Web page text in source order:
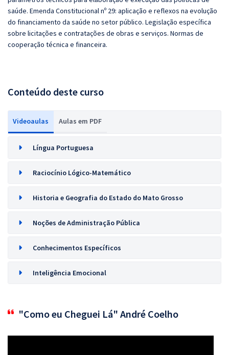
saúde. Emenda Constitucional nº 29: aplicação e reflexos na evolução
do financiamento da saúde no setor público. Legislação específica
sobre licitações e contratações de obras e serviços. Normas de
cooperação técnica e financeira.
Conteúdo deste curso
Videoaulas Aulas em PDF
Língua Portuguesa
Raciocínio Lógico-Matemático
Historia e Geografia do Estado do Mato Grosso
Noções de Administração Pública
Conhecimentos Específicos
Inteligência Emocional
"Como eu Cheguei Lá" André Coelho